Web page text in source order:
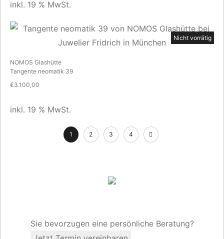
inkl. 19 % MwSt.
Nicht vorrätig
NOMOS Glashütte
Tangente neomatik 39
€3.100,00
inkl. 19 % MwSt.
1 2 3 4
Sie bevorzugen eine persönliche Beratung?